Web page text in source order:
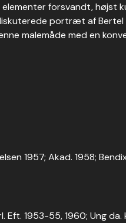
forsvandt, højst
portræt af Bertel
malemåde med en
1957; Akad. 1958;
Eft. 1953-55, 1960; Ung